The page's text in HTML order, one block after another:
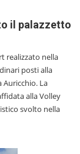
il palazzetto
realizzato nella
posti alla
Auricchio. La
alla Volley
svolto nella